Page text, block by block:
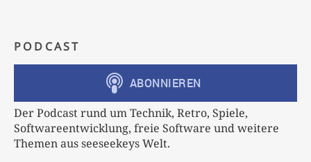
PODCAST
Der Podcast rund um Technik, Retro, Spiele,
Softwareentwicklung, freie Software und weitere
Themen aus seeseekeys Welt.